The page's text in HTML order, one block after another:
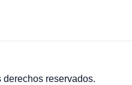
reservados.